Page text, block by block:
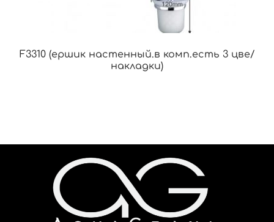
F3310 (ершик настенный.в комп.есть 3 цве/
накладки)